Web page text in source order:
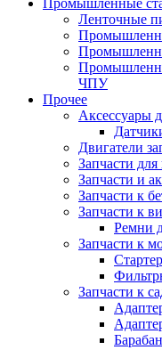
Промышленные
Ленточные
ЧПУ
Прочее
Аксессуары
Двигатели
Запчасти
Запчасти и
Запчасти к
Запчасти к
Ремни
Запчасти к
Запчасти к